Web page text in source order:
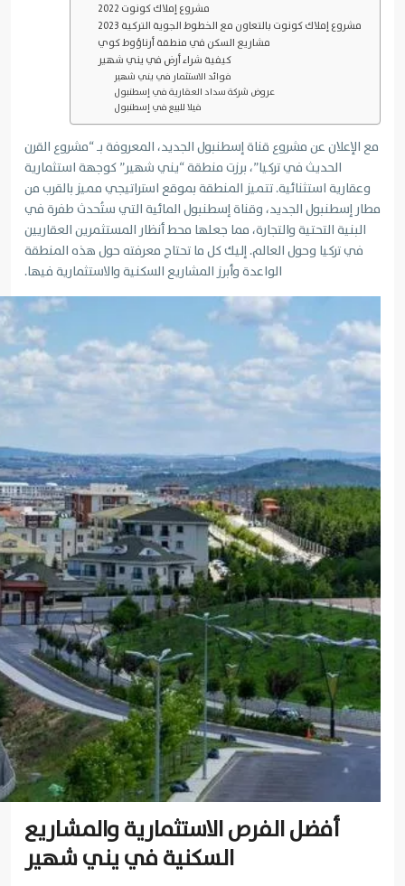
مشروع إملاك كونوت 2022
مشروع إملاك كونوت بالتعاون مع الخطوط الجوية التركية 2023
مشاريع السكن في منطقة أرناؤوط كوي
كيفية شراء أرض في يني شهير
فوائد الاستثمار في يني شهير
عروض شركة سداد العقارية في إسطنبول
فيلا للبيع في إسطنبول
مع الإعلان عن مشروع قناة إسطنبول الجديد، المعروفة بـ “مشروع القرن
الحديث في تركيا”، برزت منطقة “يني شهير” كوجهة استثمارية
وعقارية استثنائية. تتميز المنطقة بموقع استراتيجي مميز بالقرب من
مطار إسطنبول الجديد، وقناة إسطنبول المائية التي ستُحدث طفرة في
البنية التحتية والتجارة، مما جعلها محط أنظار المستثمرين العقاريين
في تركيا وحول العالم. إليك كل ما تحتاج معرفته حول هذه المنطقة
الواعدة وأبرز المشاريع السكنية والاستثمارية فيها.
أفضل الفرص الاستثمارية والمشاريع
السكنية في يني شهير